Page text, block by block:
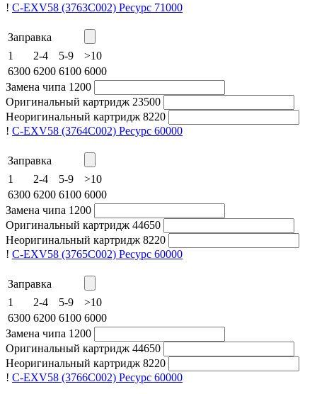
! C-EXV58 (3763C002) Ресурс 71000
Заправка
1
2-4 5-9
>10
6300 6200 6100 6000
Замена чипа 1200
Оригинальный картридж 23500
Неоригинальный картридж 8220
! C-EXV58 (3764C002) Ресурс 60000
Заправка
1
2-4 5-9
>10
6300 6200 6100 6000
Замена чипа 1200
Оригинальный картридж 44650
Неоригинальный картридж 8220
! C-EXV58 (3765C002) Ресурс 60000
Заправка
1
2-4 5-9
>10
6300 6200 6100 6000
Замена чипа 1200
Оригинальный картридж 44650
Неоригинальный картридж 8220
! C-EXV58 (3766C002) Ресурс 60000